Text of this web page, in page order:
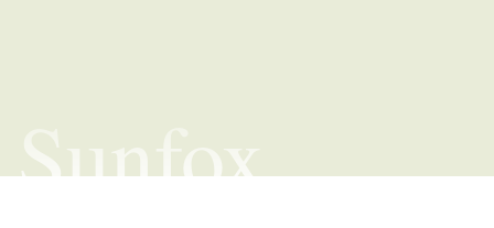
Sunfox